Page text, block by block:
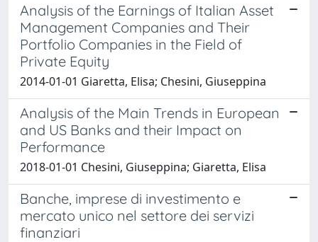
Analysis of the Earnings of Italian Asset
Management Companies and Their
Portfolio Companies in the Field of
Private Equity
2014-01-01 Giaretta, Elisa; Chesini, Giuseppina
Analysis of the Main Trends in European
and US Banks and their Impact on
Performance
2018-01-01 Chesini, Giuseppina; Giaretta, Elisa
Banche, imprese di investimento e
mercato unico nel settore dei servizi
finanziari